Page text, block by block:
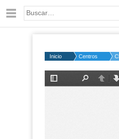
Palabra o frase:
Inicio Centros